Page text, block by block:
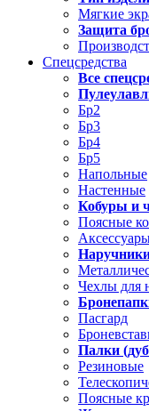
Мягкие
Защита
Спецсредства
Все
Бр2
Бр3
Бр4
Бр5
Напольные
Настенные
Кобуры и
Поясные
Чехлы для
Пасгард
Палки
Резиновые
Поясные